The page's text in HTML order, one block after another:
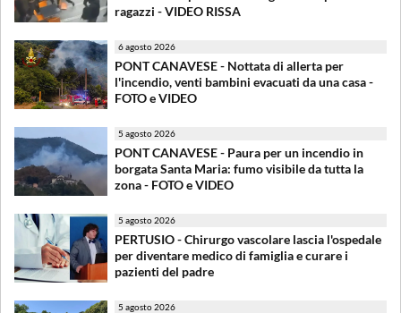
ragazzi - VIDEO RISSA
6 agosto 2026
PONT CANAVESE - Nottata di allerta per
l'incendio, venti bambini evacuati da una casa -
FOTO e VIDEO
5 agosto 2026
PONT CANAVESE - Paura per un incendio in
borgata Santa Maria: fumo visibile da tutta la
zona - FOTO e VIDEO
5 agosto 2026
PERTUSIO - Chirurgo vascolare lascia l'ospedale
per diventare medico di famiglia e curare i
pazienti del padre
5 agosto 2026